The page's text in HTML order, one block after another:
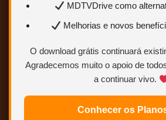
MDTVDrive como
Melhorias e novos
O download grátis continuará
Agradecemos muito o apoio de
a continuar vivo.
Conhecer os
DVDREMUX + DVDRIP – DUAL